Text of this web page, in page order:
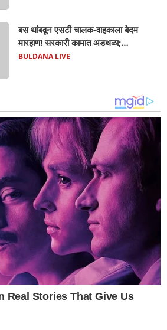
बस थांबवून एसटी चालक-वाहकाला बेदम
मारहाण! सरकारी कामात अडथळा;
प्रवाशांसमोर धिंगाणा घालणाऱ्या तिघांविरुद्ध
BULDANA LIVE